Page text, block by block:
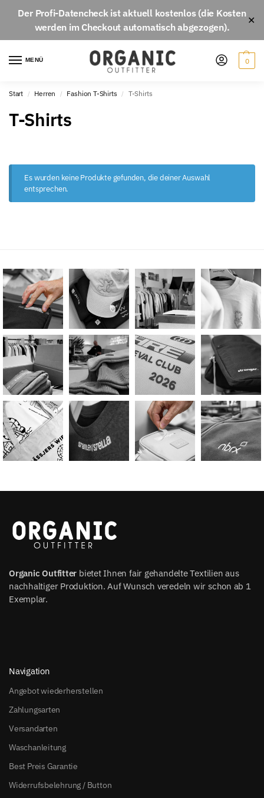
Der Profi-Datencheckist aktuell kostenlos(die Kosten
werden im Checkout automatisch abgezogen).
✕
MENÜ 0
Start / Herren / Fashion T-Shirts / T-Shirts
T-Shirts
Es wurden keine Produkte gefunden, die deiner Auswahl
entsprechen.
Organic Outfitter bietet Ihnen fair gehandelte Textilien aus
nachhaltiger Produktion. Auf Wunsch veredeln wir schon ab 1
Exemplar.
Navigation
Angebot wiederherstellen
Zahlungsarten
Versandarten
Waschanleitung
Best Preis Garantie
Widerrufsbelehrung / Button